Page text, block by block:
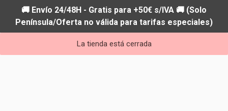
🚚 Envío 24/48H - Gratis para +50€ s/IVA 🚚 (Solo
Península/Oferta no válida para tarifas especiales)
La tienda está cerrada